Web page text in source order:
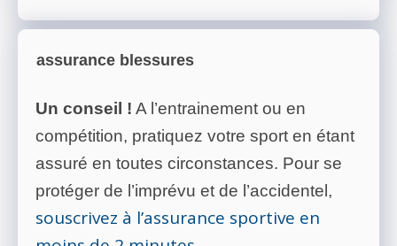
assurance blessures
Un conseil ! A l’entrainement ou en
compétition, pratiquez votre sport en étant
assuré en toutes circonstances. Pour se
protéger de l’imprévu et de l’accidentel,
souscrivez à l’assurance sportive en